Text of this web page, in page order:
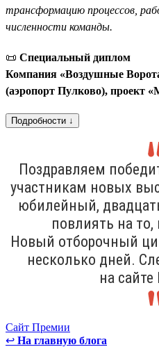
трансформацию процессов,
численности команды.
📜 Специальный диплом
Компания «Воздушные
(аэропорт Пулково), проект
Подробности ↓
Поздравляем
участникам новых
юбилейный,
повлиять на
Новый отборочный
несколько дней.
на
Сайт Премии
↩ На главную блога